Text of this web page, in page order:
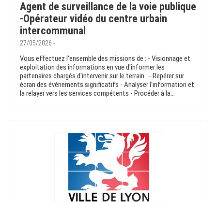
Agent de surveillance de la voie publique
-Opérateur vidéo du centre urbain
intercommunal
27/05/2026 -
Vous effectuez l'ensemble des missions de : - Visionnage et
exploitation des informations en vue d'informer les
partenaires chargés d'intervenir sur le terrain. - Repérer sur
écran des événements significatifs - Analyser l'information et
la relayer vers les services compétents - Procéder à la...